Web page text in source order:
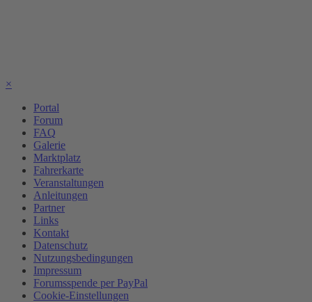
×
Portal
Forum
FAQ
Galerie
Marktplatz
Fahrerkarte
Veranstaltungen
Anleitungen
Partner
Links
Kontakt
Datenschutz
Nutzungsbedingungen
Impressum
Forumsspende per PayPal
Cookie-Einstellungen